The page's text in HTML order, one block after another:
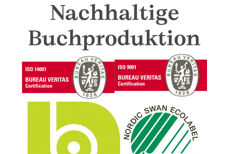
Nachhaltige
Buchproduktion